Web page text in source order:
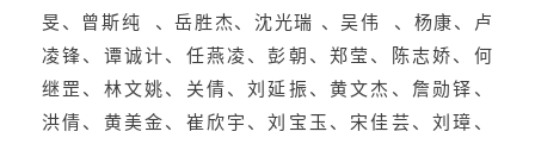
旻、曾斯纯  、岳胜杰、沈光瑞 、吴伟  、杨康、卢
凌锋、谭诚计、任燕凌、彭朝、郑莹、陈志娇、何
继罡、林文姚、关倩、刘延振、黄文杰、詹勋铎、
洪倩、黄美金、崔欣宇、刘宝玉、宋佳芸、刘璋、